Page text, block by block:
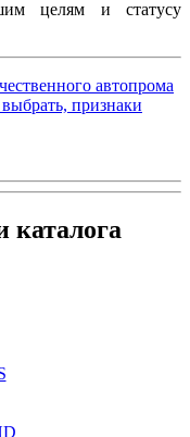
целям и статусу
автопрома
признаки
каталога